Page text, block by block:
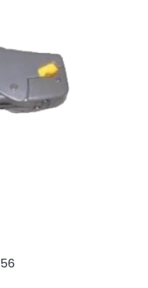
in uplink.